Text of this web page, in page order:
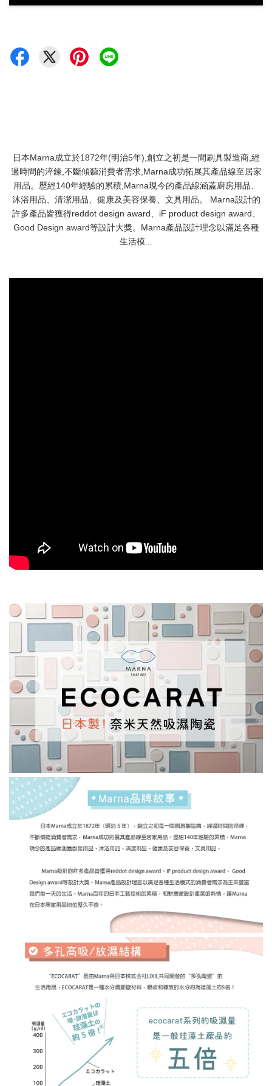
日本Marna成立於1872年(明治5年),創立之初是一間刷具製造商,經
過時間的淬鍊,不斷傾聽消費者需求,Marna成功拓展其產品線至居家
用品。歷經140年經驗的累積,Marna現今的產品線涵蓋廚房用品、
沐浴用品、清潔用品、健康及美容保養、文具用品。 Marna設計的
許多產品皆獲得reddot design award、iF product design award、
Good Design award等設計大獎。Marna產品設計理念以滿足各種
生活模...